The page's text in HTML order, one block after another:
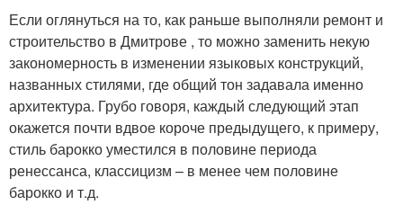
Если оглянуться на то, как раньше выполняли ремонт и
строительство в Дмитрове , то можно заменить некую
закономерность в изменении языковых конструкций,
названных стилями, где общий тон задавала именно
архитектура. Грубо говоря, каждый следующий этап
окажется почти вдвое короче предыдущего, к примеру,
стиль барокко уместился в половине периода
ренессанса, классицизм – в менее чем половине
барокко и т.д.